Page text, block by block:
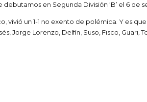
en Segunda División ‘B’ el 6 de
vivió un 1-1 no exento de polémica. Y es
Jorge Lorenzo, Delfín, Suso, Fisco, Guari,